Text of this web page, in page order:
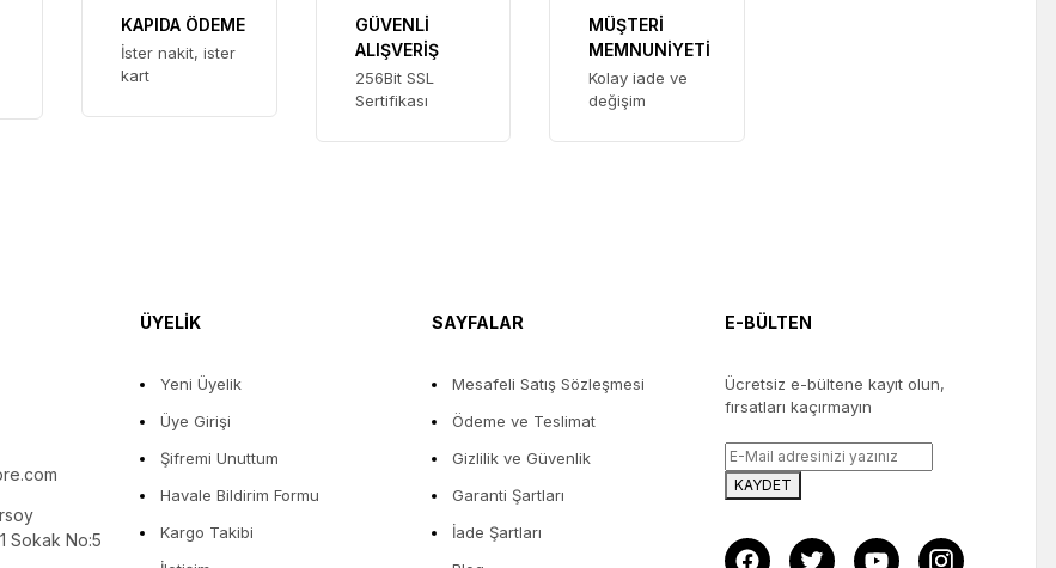
KAPIDA ÖDEME
İster nakit, ister
kart
GÜVENLİ
ALIŞVERİŞ
256Bit SSL
Sertifikası
MÜŞTERİ
MEMNUNİYETİ
Kolay iade ve
değişim
Sokak No:5
ÜYELİK
Yeni Üyelik
Üye Girişi
Şifremi Unuttum
Havale Bildirim Formu
Kargo Takibi
SAYFALAR
Mesafeli Satış Sözleşmesi
Ödeme ve Teslimat
Gizlilik ve Güvenlik
Garanti Şartları
İade Şartları
E-BÜLTEN
Ücretsiz e-bültene kayıt olun,
fırsatları kaçırmayın
KAYDET